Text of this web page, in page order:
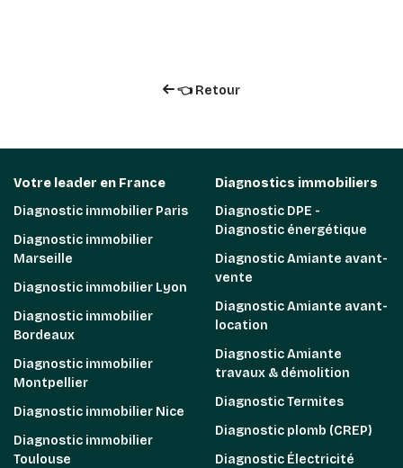
👈 Retour
Votre leader en France
Diagnostic immobilier Paris
Diagnostic immobilier
Marseille
Diagnostic immobilier Lyon
Diagnostic immobilier
Bordeaux
Diagnostic immobilier
Montpellier
Diagnostic immobilier Nice
Diagnostic immobilier
Toulouse
Diagnostics immobiliers
Diagnostic DPE -
Diagnostic énergétique
Diagnostic Amiante avant-
vente
Diagnostic Amiante avant-
location
Diagnostic Amiante
travaux & démolition
Diagnostic Termites
Diagnostic plomb (CREP)
Diagnostic Électricité